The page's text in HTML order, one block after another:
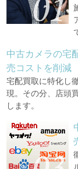
中古カメラの宅
売コストを削減
宅配買取に特化し
現。その分、店頭
します。